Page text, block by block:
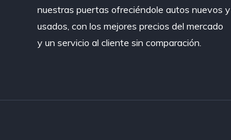
nuestras puertas ofreciéndole autos nuevos y
usados, con los mejores precios del mercado
y un servicio al cliente sin comparación.